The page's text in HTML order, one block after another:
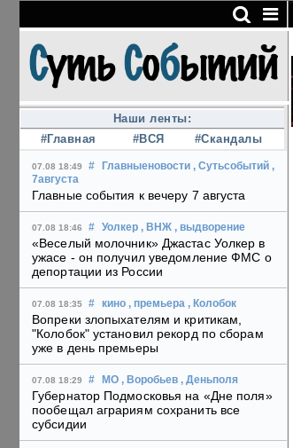
Наши ленты:
#Главная
#ВСЯ #Скандалы
07.08 18:49 # Главныеновости , Сутьсобытий ,
7августа
Главные события к вечеру 7 августа
07.08 18:46 # Уолкер , ВНЖ , выдворение
«Веселый молочник» Джастас Уолкер в
ужасе - он получил уведомление ФМС о
депортации из России
07.08 18:35 # кино , премьера , Колобок
Вопреки злопыхателям и критикам,
"Колобок" установил рекорд по сборам
уже в день премьеры
07.08 18:29 # МО , Воробьев , Деньполя
Губернатор Подмосковья на «Дне поля»
пообещал аграриям сохранить все
субсидии